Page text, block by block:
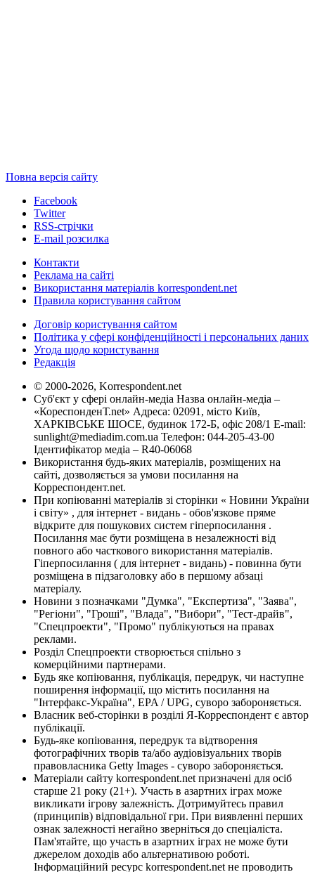
Повна версія сайту
Facebook
Twitter
RSS-стрічки
E-mail розсилка
Контакти
Реклама на сайті
Використання матеріалів korrespondent.net
Правила користування сайтом
Договір користування сайтом
Політика у сфері конфіденційності і персональних даних
Угода щодо користування
Редакція
© 2000-2026, Korrespondent.net
Суб'єкт у сфері онлайн-медіа Назва онлайн-медіа –
«КореспонденТ.net» Адреса: 02091, місто Київ,
ХАРКІВСЬКЕ ШОСЕ, будинок 172-Б, офіс 208/1 E-mail:
sunlight@mediadim.com.ua Телефон: 044-205-43-00
Ідентифікатор медіа – R40-06068
Використання будь-яких матеріалів, розміщених на
сайті, дозволяється за умови посилання на
Корреспондент.net.
При копіюванні матеріалів зі сторінки « Новини України
і світу» , для інтернет - видань - обов'язкове пряме
відкрите для пошукових систем гіперпосилання .
Посилання має бути розміщена в незалежності від
повного або часткового використання матеріалів.
Гіперпосилання ( для інтернет - видань) - повинна бути
розміщена в підзаголовку або в першому абзаці
матеріалу.
Новини з позначками "Думка", "Експертиза", "Заява",
"Регіони", "Гроші", "Влада", "Вибори", "Тест-драйв",
"Спецпроекти", "Промо" публікуються на правах
реклами.
Розділ Спецпроекти створюється спільно з
комерційними партнерами.
Будь яке копіювання, публікація, передрук, чи наступне
поширення інформації, що містить посилання на
"Інтерфакс-Україна", EPA / UPG, суворо забороняється.
Власник веб-сторінки в розділі Я-Корреспондент є автор
публікації.
Будь-яке копіювання, передрук та відтворення
фотографічних творів та/або аудіовізуальних творів
правовласника Getty Images - суворо забороняється.
Матеріали сайту korrespondent.net призначені для осіб
старше 21 року (21+). Участь в азартних іграх може
викликати ігрову залежність. Дотримуйтесь правил
(принципів) відповідальної гри. При виявленні перших
ознак залежності негайно зверніться до спеціаліста.
Пам'ятайте, що участь в азартних іграх не може бути
джерелом доходів або альтернативою роботі.
Інформаційний ресурс korrespondent.net не проводить